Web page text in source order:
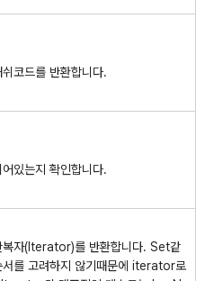
코드를 반환합니다.
있는지 확인합니다.
자(Iterator)를 반환합니다. Set같
를 고려하지 않기때문에 iterator로